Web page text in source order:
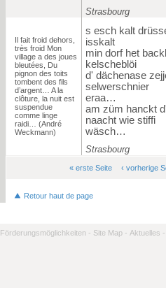
Strasbourg
Il fait froid dehors,
très froid Mon
village a des joues
bleutées, Du
pignon des toits
tombent des fils
d’argent… A la
clôture, la nuit est
suspendue
comme linge
raidi… (André
Weckmann)
s esch kalt
isskalt
min dorf het
kelscheblöi
d' dächenase
selwerschnier
eraa…
am züm hanckt
naacht wie stiffi
wäsch…
Strasbourg
« erste Seite ‹ vorherige
Retour haut de page
Förderungsmöglichkeiten - Site Map - Aktuelles -